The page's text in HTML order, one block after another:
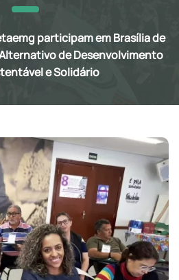
participam em Brasília de
de Desenvolvimento
e Solidário